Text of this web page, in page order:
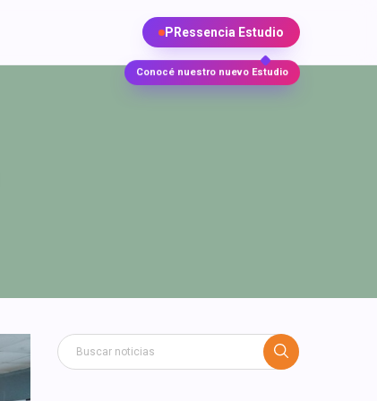
PRessencia Estudio
Conocé nuestro nuevo Estudio